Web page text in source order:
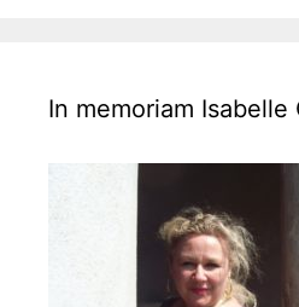
r
In memoriam